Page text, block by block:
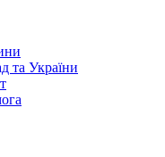
та України